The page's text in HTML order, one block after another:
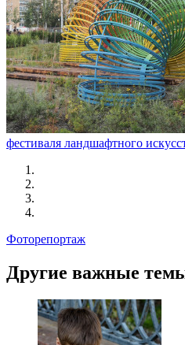
фестиваля ландшафтного
Фоторепортаж
Другие важные